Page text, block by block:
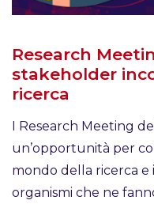
Research
stakeholder
ricerca
I Research Meeting
un’opportunità per
mondo della ricerca e
organismi che ne